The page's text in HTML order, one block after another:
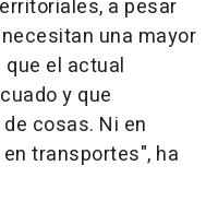
a pesar
una mayor
el actual
y que
cosas. Ni en
transportes", ha